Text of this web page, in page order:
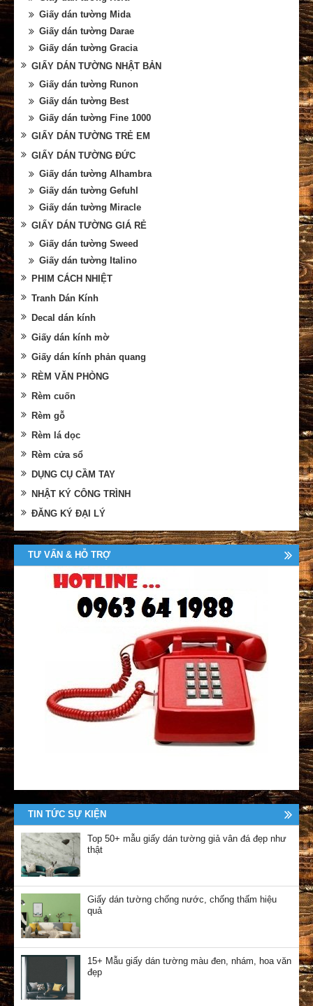
Giấy dán tường Mida
Giấy dán tường Darae
Giấy dán tường Gracia
GIẤY DÁN TƯỜNG NHẬT BẢN
Giấy dán tường Runon
Giấy dán tường Best
Giấy dán tường Fine 1000
GIẤY DÁN TƯỜNG TRẺ EM
GIẤY DÁN TƯỜNG ĐỨC
Giấy dán tường Alhambra
Giấy dán tường Gefuhl
Giấy dán tường Miracle
GIẤY DÁN TƯỜNG GIÁ RẺ
Giấy dán tường Sweed
Giấy dán tường Italino
PHIM CÁCH NHIỆT
Tranh Dán Kính
Decal dán kính
Giấy dán kính mờ
Giấy dán kính phản quang
RÈM VĂN PHÒNG
Rèm cuốn
Rèm gỗ
Rèm lá dọc
Rèm cửa sổ
DỤNG CỤ CẦM TAY
NHẬT KÝ CÔNG TRÌNH
ĐĂNG KÝ ĐẠI LÝ
TƯ VẤN & HỖ TRỢ
TIN TỨC SỰ KIỆN
Top 50+ mẫu giấy dán tường giả vân đá đẹp như
thật
Giấy dán tường chống nước, chống thấm hiệu
quả
15+ Mẫu giấy dán tường màu đen, nhám, hoa văn
đẹp